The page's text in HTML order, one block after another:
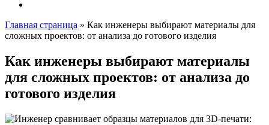
Главная страница » Как инженеры выбирают материалы для
сложных проектов: от анализа до готового изделия
Как инженеры выбирают материалы
для сложных проектов: от анализа до
готового изделия